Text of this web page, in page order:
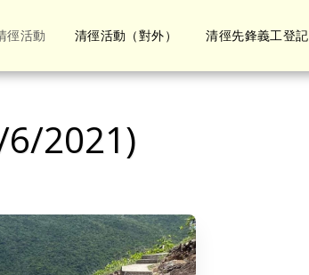
徑活動 清徑活動（對外） 清徑先鋒義工登記
6/2021)